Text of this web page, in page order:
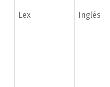
Lex Inglés